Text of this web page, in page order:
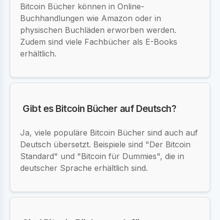
Bitcoin Bücher können in Online-
Buchhandlungen wie Amazon oder in
physischen Buchläden erworben werden.
Zudem sind viele Fachbücher als E-Books
erhältlich.
Gibt es Bitcoin Bücher auf Deutsch?
Ja, viele populäre Bitcoin Bücher sind auch auf
Deutsch übersetzt. Beispiele sind "Der Bitcoin
Standard" und "Bitcoin für Dummies", die in
deutscher Sprache erhältlich sind.